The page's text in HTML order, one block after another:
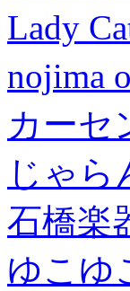
Lady
nojima
カーセ
じゃら
石橋楽
ゆこゆ